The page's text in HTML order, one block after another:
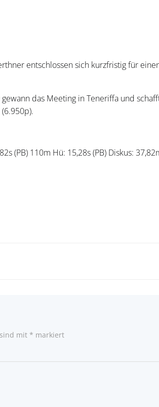
entschlossen sich kurzfristig für
das Meeting in Teneriffa und
(PB) 110m Hü: 15,28s (PB) Diskus:
mit * markiert